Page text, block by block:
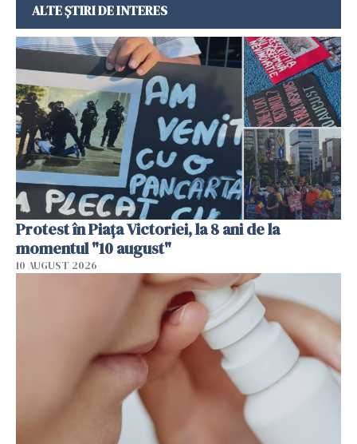
ALTE ȘTIRI DE INTERES
Protest în Piața Victoriei, la 8 ani de la
momentul "10 august"
10 AUGUST 2026